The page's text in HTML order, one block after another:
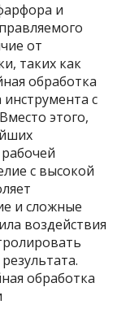
и
от
таких как
обработка
инструмента с
этого,
с высокой
и сложные
воздействия
обработка